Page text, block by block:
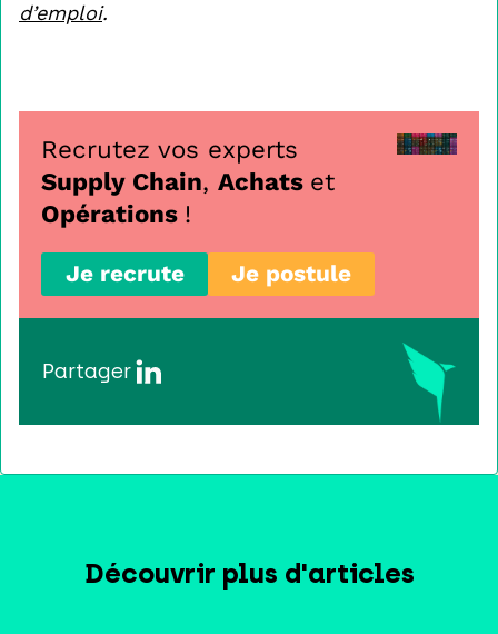
d’emploi.
Recrutez vos experts
Supply Chain, Achats et
Opérations !
Je recrute Je postule
Partager
Découvrir plus d'articles